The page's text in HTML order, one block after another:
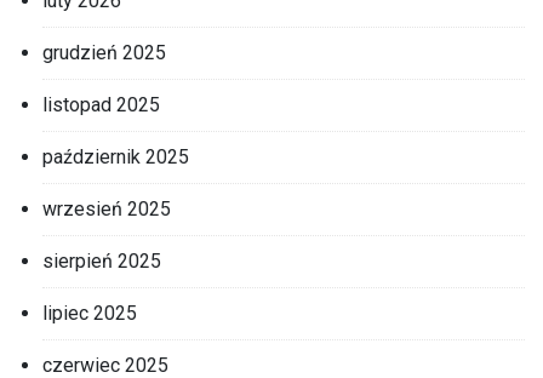
grudzień 2025
listopad 2025
październik 2025
wrzesień 2025
sierpień 2025
lipiec 2025
czerwiec 2025